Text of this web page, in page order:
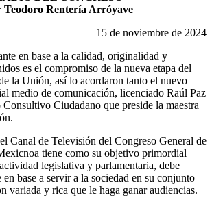
Teodoro Rentería Arróyave
15 de noviembre de 2024
en base a la calidad, originalidad y
es el compromiso de la nueva etapa del
la Unión, así lo acordaron tanto el nuevo
medio de comunicación, licenciado Raúl Paz
Ciudadano que preside la maestra
Canal de Televisión del Congreso General de
tiene como su objetivo primordial
legislativa y parlamentaria, debe
en base a servir a la sociedad en su conjunto
variada y rica que le haga ganar audiencias.